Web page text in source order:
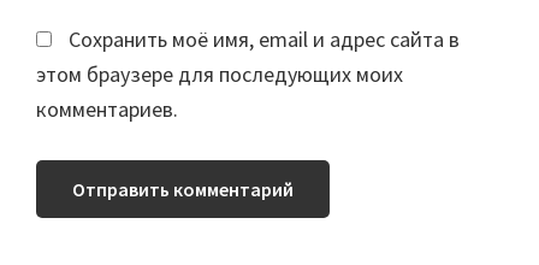
Сохранить моё имя, email и адрес сайта в
этом браузере для последующих моих
комментариев.